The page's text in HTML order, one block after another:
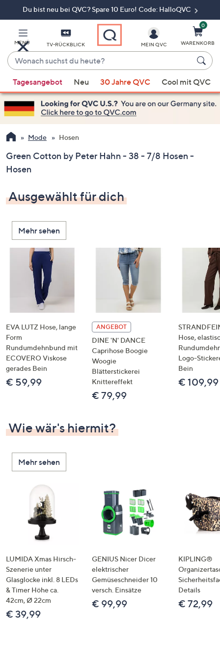
Du bist neu bei QVC? Spare 10 Euro! Code: HalloQVC
MENÜ TV-RÜCKBLICK
Wonach
suchst
du
heute?
Vorschläge
verfügbar
sind,
verwenden
Sie
Pfeiltasten
nach
und
nach
oder
wischen
Geräten
links
bzw.
rechts,
um
diese
anzuzeigen.
MEIN QVC
0
WARENKORB
Tagesangebot Neu 30 Jahre QVC Cool mit QVC
Mode Hosen
Green Cotton by Peter Hahn - 38 - 7/8 Hosen -
Hosen
Ausgewählt für dich
Mehr sehen
EVA LUTZ Hose, lange
Form
Rundumdehnbund mit
ECOVERO Viskose
gerades Bein
€ 59,99
ANGEBOT
DINE 'N' DANCE
Caprihose Boogie
Woogie
Blätterstickerei
Knittereffekt
€ 79,99
Hose,
Logo-
Bein
€ 109,99
Wie wär's hiermit?
Mehr sehen
LUMIDA Xmas Hirsch-
Szenerie unter
Glasglocke inkl. 8 LEDs
& Timer Höhe ca.
42cm, Ø 22cm
€ 39,99
GENIUS Nicer Dicer
elektrischer
Gemüseschneider 10
versch. Einsätze
€ 99,99
KIPLING®
Details
€ 72,99